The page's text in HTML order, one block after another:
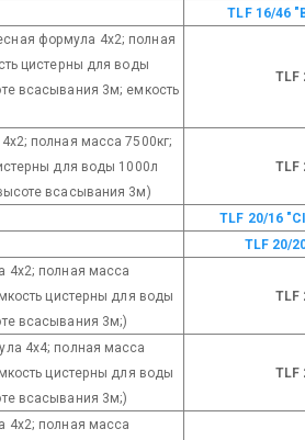
TLF 16/46
формула 4х2; полная
цистерны для воды
всасывания 3м; емкость
TLF
полная масса 7500кг;
для воды 1000л
всасывания 3м)
TLF
TLF 20/16
TLF 20/
4х2; полная масса
цистерны для воды
всасывания 3м;)
TLF
4х4; полная масса
цистерны для воды
всасывания 3м;)
TLF
4х2; полная масса